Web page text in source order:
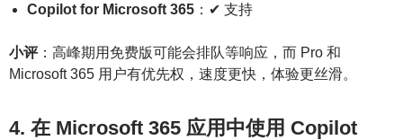
Copilot for Microsoft 365 ：✔ 支持
小评：高峰期用免费版可能会排队等响应，而 Pro 和
Microsoft 365 用户有优先权，速度更快，体验更丝滑。
4. 在 Microsoft 365 应用中使用 Copilot